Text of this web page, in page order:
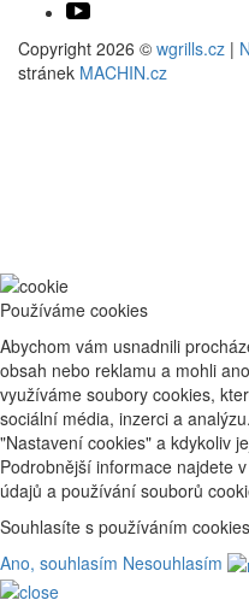
Copyright 2026 © wgrills.cz |
stránek MACHIN.cz
Používáme cookies
Abychom vám usnadnili
obsah nebo reklamu a mohli
využíváme soubory cookies,
sociální média, inzerci a
"Nastavení cookies" a kdykoliv
Podrobnější informace najdete
údajů a používání souborů
Souhlasíte s používáním
Ano, souhlasím Nesouhlasím